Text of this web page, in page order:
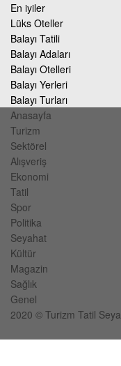
En iyiler
Lüks Oteller
Balayı Tatili
Balayı Adaları
Balayı Otelleri
Balayı Yerleri
Balayı Turları
Anasayfa
Turizm
Sektörel
Alışveriş
Ekonomi
Tatil
Spor
Politika
Seyahat
Kültür
Magazin
Sağlık
Genel
2020 © Turizm Tatil